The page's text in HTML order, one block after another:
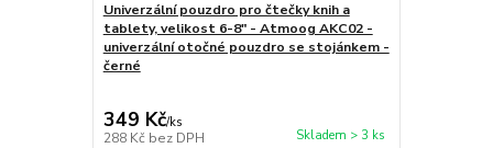
Univerzální pouzdro pro čtečky knih a
tablety, velikost 6-8" - Atmoog AKC02 -
univerzální otočné pouzdro se stojánkem -
černé
349 Kč/ks
288 Kč bez DPH Skladem > 3 ks